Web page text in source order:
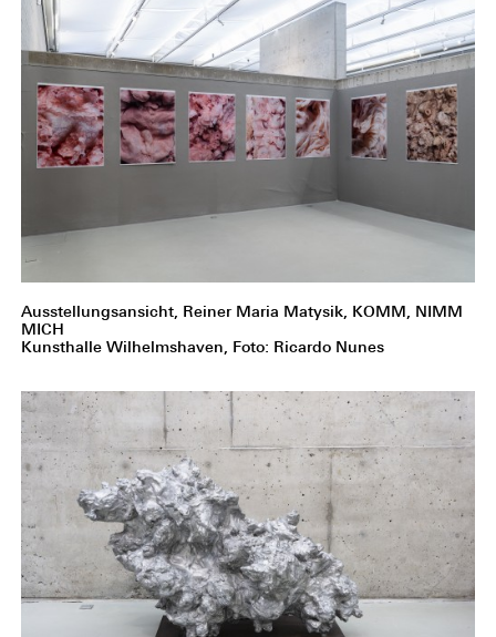
Ausstellungsansicht, Reiner Maria Matysik, KOMM, NIMM
MICH
Kunsthalle Wilhelmshaven, Foto: Ricardo Nunes